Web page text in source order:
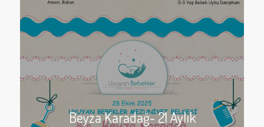
Beyza Karadağ- 21 Aylık